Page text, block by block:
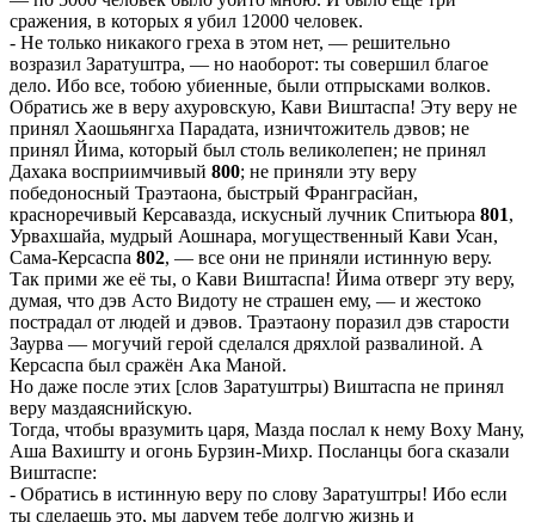
сражения, в которых я убил 12000 человек.
- Не только никакого греха в этом нет, — решительно
возразил Заратуштра, — но наоборот: ты совершил благое
дело. Ибо все, тобою убиенные, были отпрысками волков.
Обратись же в веру ахуровскую, Кави Виштаспа! Эту веру не
принял Хаошьянгха Парадата, изничтожитель дэвов; не
принял Йима, который был столь великолепен; не принял
Дахака восприимчивый 800; не приняли эту веру
победоносный Траэтаона, быстрый Франграсйан,
красноречивый Керсавазда, искусный лучник Спитьюра 801,
Урвахшайа, мудрый Аошнара, могущественный Кави Усан,
Сама-Керсаспа 802, — все они не приняли истинную веру.
Так прими же её ты, о Кави Виштаспа! Йима отверг эту веру,
думая, что дэв Асто Видоту не страшен ему, — и жестоко
пострадал от людей и дэвов. Траэтаону поразил дэв старости
Заурва — могучий герой сделался дряхлой развалиной. А
Керсаспа был сражён Ака Маной.
Но даже после этих [слов Заратуштры) Виштаспа не принял
веру маздаяснийскую.
Тогда, чтобы вразумить царя, Мазда послал к нему Boxy Ману,
Аша Вахишту и огонь Бурзин-Михр. Посланцы бога сказали
Виштаспе:
- Обратись в истинную веру по слову Заратуштры! Ибо если
ты сделаешь это, мы даруем тебе долгую жизнь и